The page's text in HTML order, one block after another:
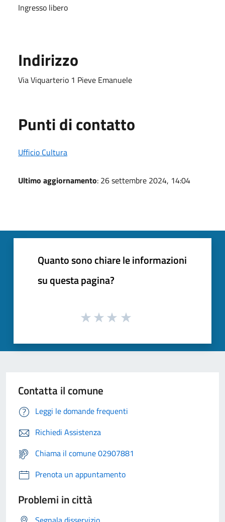
Ingresso libero
Indirizzo
Via Viquarterio 1 Pieve Emanuele
Punti di contatto
Ufficio Cultura
Ultimo aggiornamento: 26 settembre 2024, 14:04
Quanto sono chiare le informazioni
su questa pagina?
Contatta il comune
Leggi le domande frequenti
Richiedi Assistenza
Chiama il comune 02907881
Prenota un appuntamento
Problemi in città